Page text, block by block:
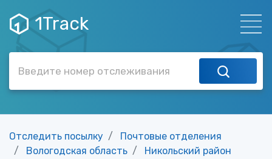
1Track
Отследить посылку
Почтовые отделения
Вологодская область
Никольский район